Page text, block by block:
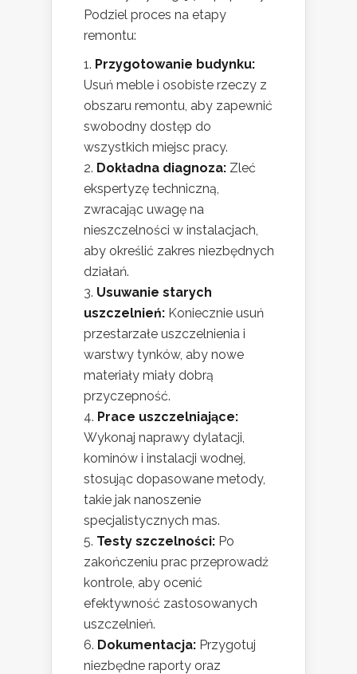
Podziel proces na etapy
remontu:
Przygotowanie budynku:
Usuń meble i osobiste rzeczy z
obszaru remontu, aby zapewnić
swobodny dostęp do
wszystkich miejsc pracy.
Dokładna diagnoza: Zleć
ekspertyzę techniczną,
zwracając uwagę na
nieszczelności w instalacjach,
aby określić zakres niezbędnych
działań.
Usuwanie starych
uszczelnień: Koniecznie usuń
przestarzałe uszczelnienia i
warstwy tynków, aby nowe
materiały miały dobrą
przyczepność.
Prace uszczelniające:
Wykonaj naprawy dylatacji,
kominów i instalacji wodnej,
stosując dopasowane metody,
takie jak nanoszenie
specjalistycznych mas.
Testy szczelności: Po
zakończeniu prac przeprowadź
kontrole, aby ocenić
efektywność zastosowanych
uszczelnień.
Dokumentacja: Przygotuj
niezbędne raporty oraz